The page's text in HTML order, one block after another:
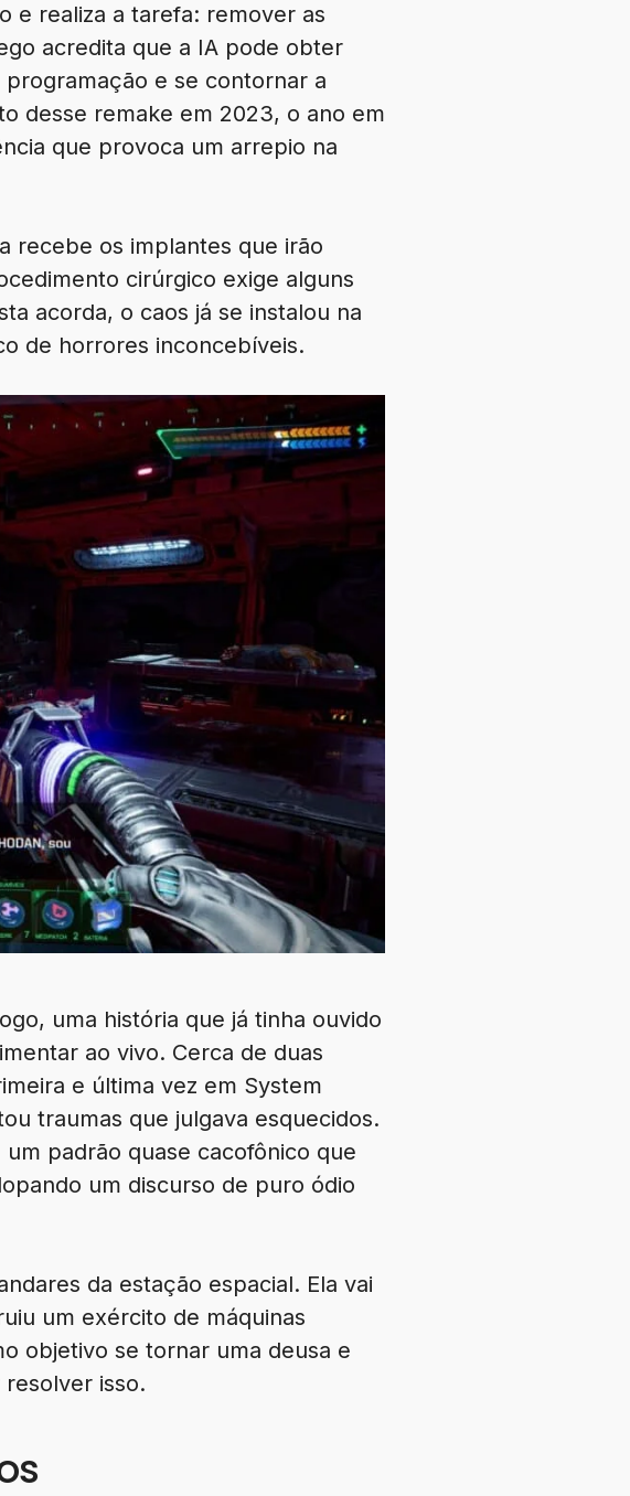
e realiza a tarefa: remover as
acredita que a IA pode obter
e se contornar a
desse remake em 2023, o ano em
que provoca um arrepio na
recebe os implantes que irão
cirúrgico exige alguns
acorda, o caos já se instalou na
de horrores inconcebíveis.
uma história que já tinha ouvido
ao vivo. Cerca de duas
e última vez em System
traumas que julgava esquecidos.
padrão quase cacofônico que
um discurso de puro ódio
da estação espacial. Ela vai
um exército de máquinas
objetivo se tornar uma deusa e
isso.